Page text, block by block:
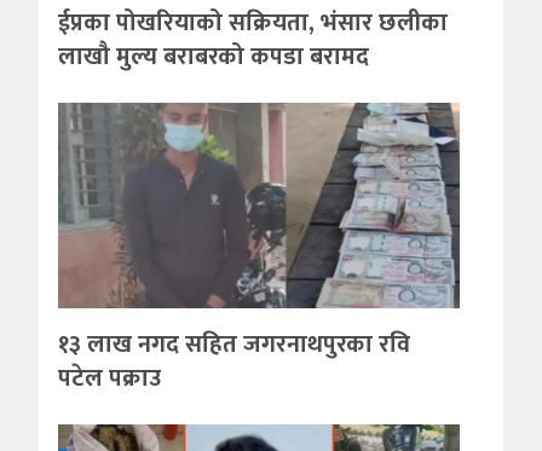
ईप्रका पोखरियाको सक्रियता, भंसार छलीका
लाखौ मुल्य बराबरको कपडा बरामद
१३ लाख नगद सहित जगरनाथपुरका रवि
पटेल पक्राउ